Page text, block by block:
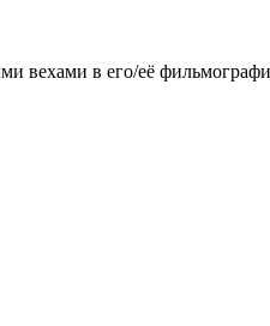
вехами в его/её